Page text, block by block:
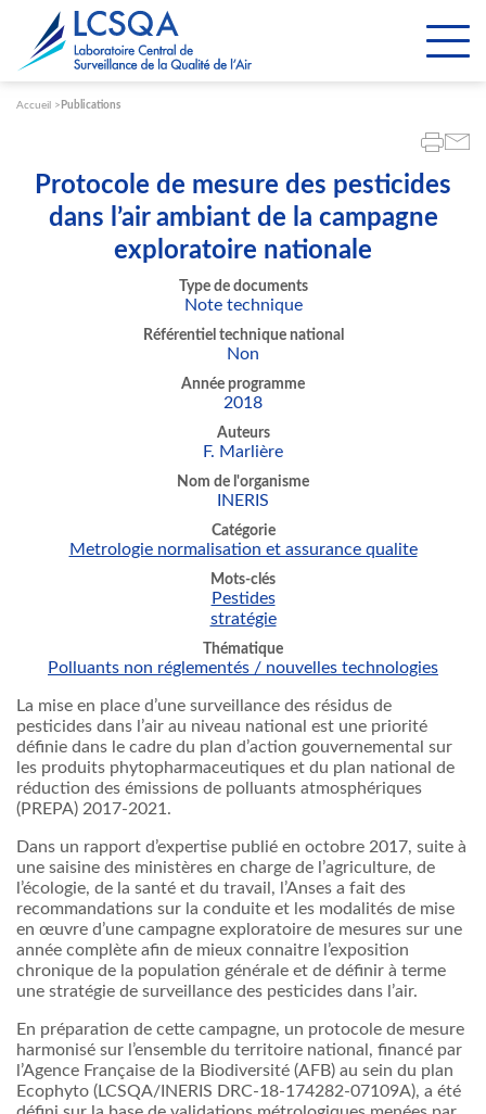
Accueil Publications
Protocole de mesure des pesticides
dans l’air ambiant de la campagne
exploratoire nationale
Type de documents
Note technique
Référentiel technique national
Non
Année programme
2018
Auteurs
F. Marlière
Nom de l'organisme
INERIS
Catégorie
Metrologie normalisation et assurance qualite
Mots-clés
Pestides
stratégie
Thématique
Polluants non réglementés / nouvelles technologies
La mise en place d’une surveillance des résidus de
pesticides dans l’air au niveau national est une priorité
définie dans le cadre du plan d’action gouvernemental sur
les produits phytopharmaceutiques et du plan national de
réduction des émissions de polluants atmosphériques
(PREPA) 2017-2021.
Dans un rapport d’expertise publié en octobre 2017, suite à
une saisine des ministères en charge de l’agriculture, de
l’écologie, de la santé et du travail, l’Anses a fait des
recommandations sur la conduite et les modalités de mise
en œuvre d’une campagne exploratoire de mesures sur une
année complète afin de mieux connaitre l’exposition
chronique de la population générale et de définir à terme
une stratégie de surveillance des pesticides dans l’air.
En préparation de cette campagne, un protocole de mesure
harmonisé sur l’ensemble du territoire national, financé par
l’Agence Française de la Biodiversité (AFB) au sein du plan
Ecophyto (LCSQA/INERIS DRC-18-174282-07109A), a été
Paramétrer les cookies